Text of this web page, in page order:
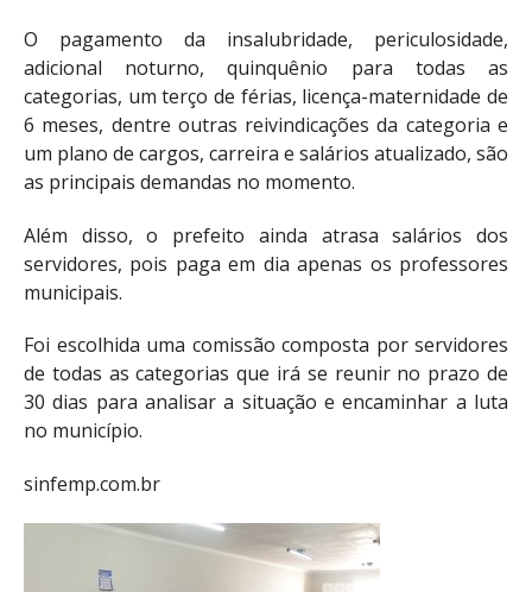
O pagamento da insalubridade, periculosidade,
adicional noturno, quinquênio para todas as
categorias, um terço de férias, licença-maternidade de
6 meses, dentre outras reivindicações da categoria e
um plano de cargos, carreira e salários atualizado, são
as principais demandas no momento.
Além disso, o prefeito ainda atrasa salários dos
servidores, pois paga em dia apenas os professores
municipais.
Foi escolhida uma comissão composta por servidores
de todas as categorias que irá se reunir no prazo de
30 dias para analisar a situação e encaminhar a luta
no município.
sinfemp.com.br